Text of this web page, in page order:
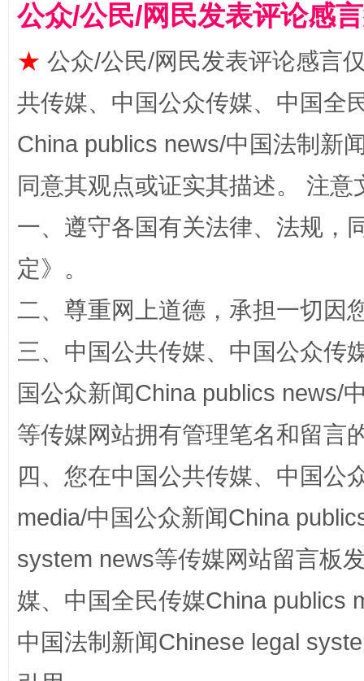
完善运行机制助力责任有效落实 一纸欠
公众/公民/网民发表评论感
★ 公众/公民/网民发表评论感言
共传媒、中国公众传媒、中国全
China publics news/中国法制新
同意其观点或证实其描述。 注
一、遵守各国有关法律、法规，
定》。
二、尊重网上道德，承担一切因
三、中国公共传媒、中国公众传
国公众新闻China publics news/
等传媒网站拥有管理笔名和留言
四、您在中国公共传媒、中国公
media/中国公众新闻China
system news等传媒网站留言板
媒、中国全民传媒China publics
中国法制新闻Chinese legal